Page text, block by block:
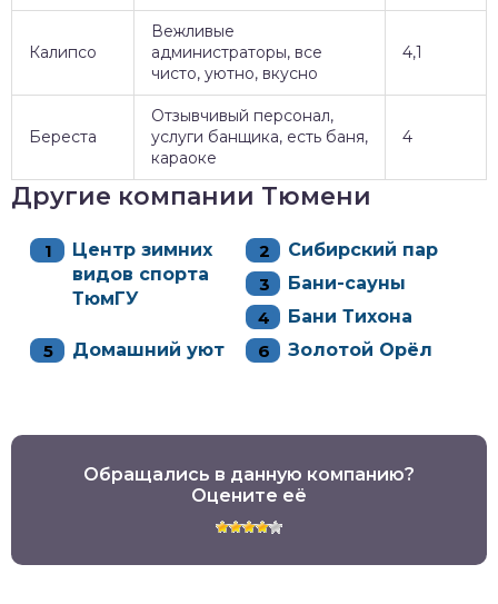
Калипсо
Вежливые
администраторы, все
чисто, уютно, вкусно
4,1
Береста
Отзывчивый персонал,
услуги банщика, есть баня,
караоке
4
Другие компании Тюмени
Центр зимних
видов спорта
ТюмГУ
Сибирский пар
Бани-сауны
Бани Тихона
Домашний уют
Золотой Орёл
Обращались в данную компанию?
Оцените её